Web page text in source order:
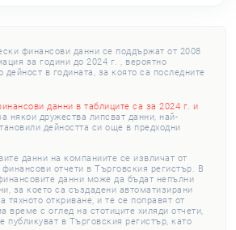
финансови данни се поддържат от 2008
за години до 2024 г. , вероятно
дейност в годината, за която са последните
данни в таблиците са за 2024 г. и
някои дружества липсват данни, най-
дейността си още в предходни
данни на компаниите се извличат от
финансови отчети в Търговския регистър. В
данни може да бъдат непълни
за което са създадени автоматизирани
тяхното откриване, и те се поправят от
време с оглед на стотиците хиляди отчети,
публикуват в Търговския регистър, като